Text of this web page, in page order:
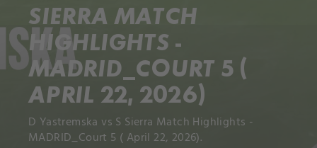
SIERRA MATCH
HIGHLIGHTS -
MADRID_COURT 5 (
APRIL 22, 2026)
D Yastremska vs S Sierra Match Highlights -
MADRID_Court 5 ( April 22, 2026).